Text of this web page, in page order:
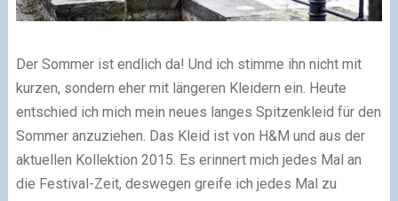
Der Sommer ist endlich da! Und ich stimme ihn nicht mit
kurzen, sondern eher mit längeren Kleidern ein. Heute
entschied ich mich mein neues langes Spitzenkleid für den
Sommer anzuziehen. Das Kleid ist von H&M und aus der
aktuellen Kollektion 2015. Es erinnert mich jedes Mal an
die Festival-Zeit, deswegen greife ich jedes Mal zu